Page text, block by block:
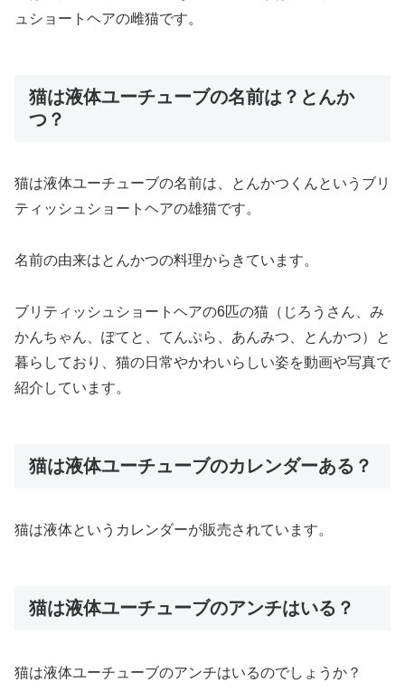
ュショートヘアの雌猫です。
猫は液体ユーチューブの名前は？とんか
つ？
猫は液体ユーチューブの名前は、とんかつくんというブリ
ティッシュショートヘアの雄猫です。
名前の由来はとんかつの料理からきています。
ブリティッシュショートヘアの6匹の猫（じろうさん、み
かんちゃん、ぽてと、てんぷら、あんみつ、とんかつ）と
暮らしており、猫の日常やかわいらしい姿を動画や写真で
紹介しています。
猫は液体ユーチューブのカレンダーある？
猫は液体というカレンダーが販売されています。
猫は液体ユーチューブのアンチはいる？
猫は液体ユーチューブのアンチはいるのでしょうか？